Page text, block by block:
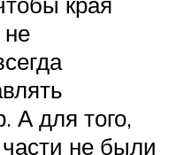
А для того,
не были